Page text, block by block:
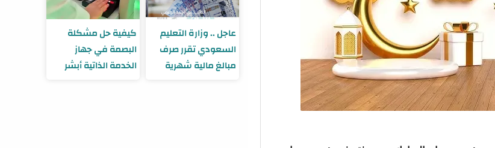
عاجل .. وزارة التعليم
السعودي تقرر صرف
مبالغ مالية شهرية
كيفية حل مشكلة
البصمة في جهاز
الخدمة الذاتية أبشر